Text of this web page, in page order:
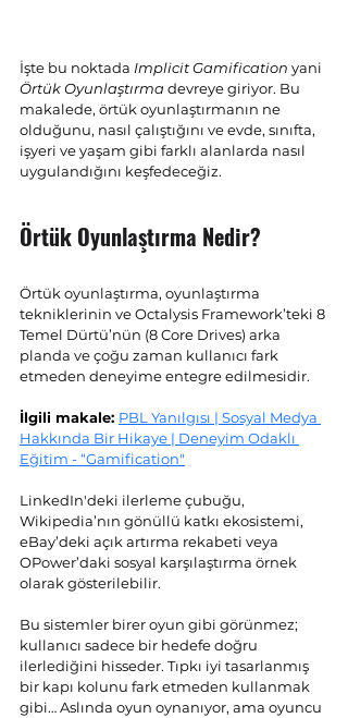
İşte bu noktada Implicit Gamification yani
Örtük Oyunlaştırma devreye giriyor. Bu
makalede, örtük oyunlaştırmanın ne
olduğunu, nasıl çalıştığını ve evde, sınıfta,
işyeri ve yaşam gibi farklı alanlarda nasıl
uygulandığını keşfedeceğiz.
Örtük Oyunlaştırma Nedir?
Örtük oyunlaştırma, oyunlaştırma
tekniklerinin ve Octalysis Framework’teki 8
Temel Dürtü’nün (8 Core Drives) arka
planda ve çoğu zaman kullanıcı fark
etmeden deneyime entegre edilmesidir.
İlgili makale: PBL Yanılgısı | Sosyal Medya
Hakkında Bir Hikaye | Deneyim Odaklı
Eğitim - “Gamification"
LinkedIn'deki ilerleme çubuğu,
Wikipedia’nın gönüllü katkı ekosistemi,
eBay’deki açık artırma rekabeti veya
OPower’daki sosyal karşılaştırma örnek
olarak gösterilebilir.
Bu sistemler birer oyun gibi görünmez;
kullanıcı sadece bir hedefe doğru
ilerlediğini hisseder. Tıpkı iyi tasarlanmış
bir kapı kolunu fark etmeden kullanmak
gibi… Aslında oyun oynanıyor, ama oyuncu